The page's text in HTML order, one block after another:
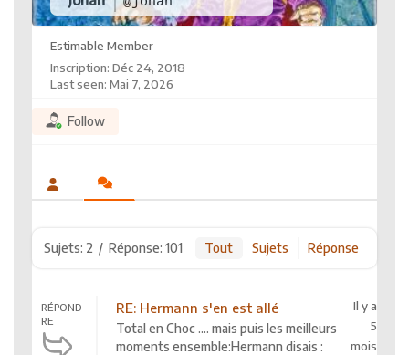
Estimable Member
Inscription: Déc 24, 2018
Last seen: Mai 7, 2026
Follow
Sujets: 2 / Réponse: 101 Tout Sujets Réponse
RÉPOND
RE
RE: Hermann s'en est allé
Total en Choc .... mais puis les meilleurs
moments ensemble:Hermann disais :
Il y a
5
mois